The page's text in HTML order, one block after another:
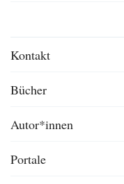
Kontakt
Bücher
Autor*innen
Portale